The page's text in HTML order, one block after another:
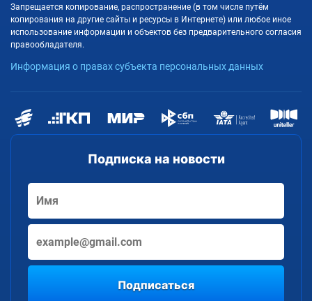
Подписка на новости
Подписаться
Запрещается копирование, распространение (в том числе путём
копирования на другие сайты и ресурсы в Интернете) или любое иное
использование информации и объектов без предварительного согласия
правообладателя.
Информация о правах субъекта персональных данных